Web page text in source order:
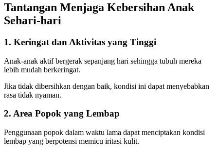
Tantangan Menjaga Kebersihan Anak
Sehari-hari
1. Keringat dan Aktivitas yang Tinggi
Anak-anak aktif bergerak sepanjang hari sehingga tubuh mereka
lebih mudah berkeringat.
Jika tidak dibersihkan dengan baik, kondisi ini dapat menyebabkan
rasa tidak nyaman.
2. Area Popok yang Lembap
Penggunaan popok dalam waktu lama dapat menciptakan kondisi
lembap yang berpotensi memicu iritasi kulit.